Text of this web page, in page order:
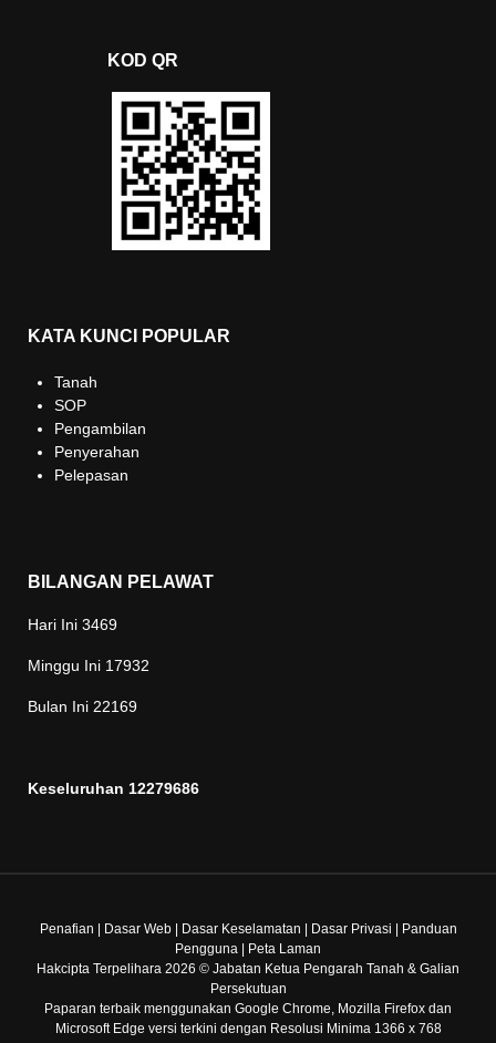
KOD QR
KATA KUNCI POPULAR
Tanah
SOP
Pengambilan
Penyerahan
Pelepasan
BILANGAN PELAWAT
Hari Ini 3469
Minggu Ini 17932
Bulan Ini 22169
Keseluruhan 12279686
Penafian Dasar Web| Dasar Keselamatan Dasar Privasi
Panduan
Pengguna
Peta Laman
Hakcipta Terpelihara 2026 © Jabatan Ketua Pengarah Tanah & Galian
Persekutuan
Paparan terbaik menggunakan Google Chrome, Mozilla Firefox dan
Microsoft Edge versi terkini dengan Resolusi Minima 1366 x 768